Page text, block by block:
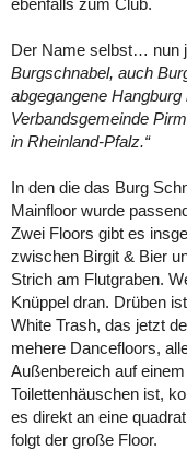
ebenfalls zum Club.
Der Name selbst… nun
Burgschnabel, auch
abgegangene
Verbandsgemeinde
in Rheinland-Pfalz.“
In den die das Burg
Mainfloor wurde
Zwei Floors gibt es
zwischen Birgit & Bier
Strich am Flutgraben.
Knüppel dran. Drüben
White Trash, das jetzt
mehere Dancefloors,
Außenbereich auf
Toilettenhäuschen ist,
es direkt an eine
folgt der große Floor.